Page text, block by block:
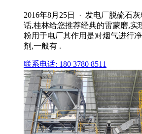
2016年8月25日 · 发电厂脱硫石
话,桂林给您推荐经典的雷蒙磨,实
粉用于电厂其作用是对烟气进行
剂,一般有 .
联系电话: 180 3780 8511